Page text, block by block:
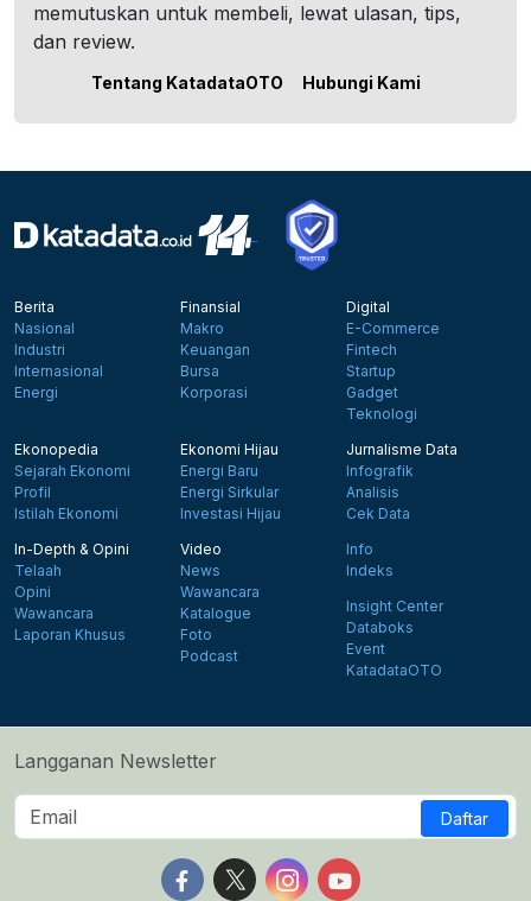
memutuskan untuk membeli, lewat ulasan, tips,
dan review.
Tentang KatadataOTO Hubungi Kami
Berita
Nasional
Industri
Internasional
Energi
Finansial
Makro
Keuangan
Bursa
Korporasi
Digital
E-Commerce
Fintech
Startup
Gadget
Teknologi
Ekonopedia
Sejarah Ekonomi
Profil
Istilah Ekonomi
Ekonomi Hijau
Energi Baru
Energi Sirkular
Investasi Hijau
Jurnalisme Data
Infografik
Analisis
Cek Data
In-Depth & Opini
Telaah
Opini
Wawancara
Laporan Khusus
Video
News
Wawancara
Katalogue
Foto
Podcast
Info
Indeks
Insight Center
Databoks
Event
KatadataOTO
Langganan Newsletter
Daftar
Follow us on Facebook
Follow us on X
Follow us on Instagram
Follow us on